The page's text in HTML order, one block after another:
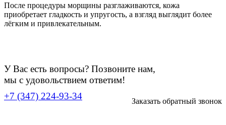
После процедуры морщины разглаживаются, кожа
приобретает гладкость и упругость, а взгляд выглядит более
лёгким и привлекательным.
У Вас есть вопросы? Позвоните нам,
мы с удовольствием ответим!
+7 (347) 224-93-34
Заказать обратный звонок